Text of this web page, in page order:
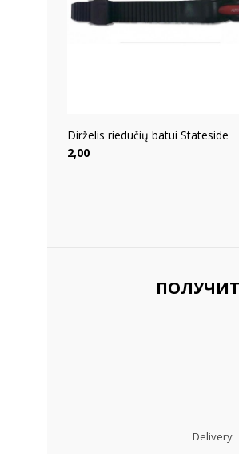
Dirželis riedučių batui Stateside
Цена
2,00
Delivery